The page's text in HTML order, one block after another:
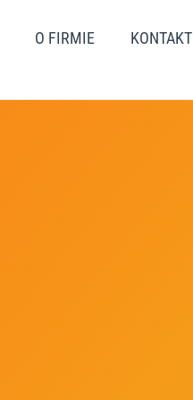
O FIRMIE KONTAKT